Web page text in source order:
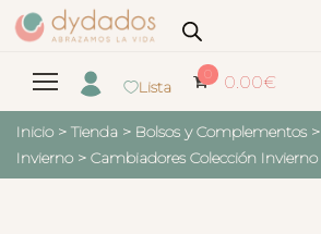
Lista
0 0.00€
Inicio > Tienda > Bolsos y Complementos >
Invierno > Cambiadores Colección Invierno